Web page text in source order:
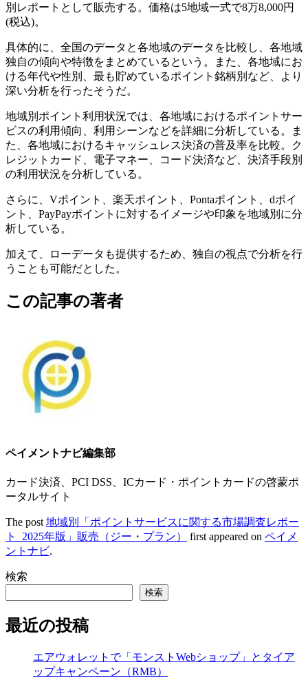
別レポートとして販売する。価格は5地域一式で8万8,000円
(税込)。
具体的に、全国のデータと各地域のデータを比較し、各地域
独自の傾向や特徴をまとめているという。また、各地域にお
ける年代や性別、最も貯めているポイント銘柄別など、より
深い分析を行ったそうだ。
地域別ポイント利用状況では、各地域におけるポイントサー
ビスの利用傾向、利用シーンなどを詳細に分析している。ま
た、各地域におけるキャッシュレス決済の普及率を比較。ク
レジットカード、電子マネー、コード決済など、決済手段別
の利用状況を分析している。
さらに、Vポイント、楽天ポイント、Pontaポイント、dポイ
ント、PayPayポイントに対するイメージや印象を地域別に分
析している。
加えて、ローデータも提供するため、独自の視点で分析を行
うことも可能だとした。
この記事の著者
ペイメントナビ編集部
カード決済、PCI DSS、ICカード・ポイントカードの啓蒙ポ
ータルサイト
The post 地域別「ポイントサービスに関する市場調査レポー
ト_2025年版」販売（ジー・プラン）
first appeared on ペイメ
ントナビ.
検索
検索
最近の投稿
エアウォレットで「モンストWebショップ」とタイア
ップキャンペーン（RMB）